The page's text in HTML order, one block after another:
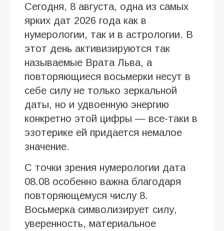
Сегодня, 8 августа, одна из самых
ярких дат 2026 года как в
нумерологии, так и в астрологии. В
этот день активизируются так
называемые Врата Льва, а
повторяющиеся восьмерки несут в
себе силу не только зеркальной
даты, но и удвоенную энергию
конкретно этой цифры — все-таки в
эзотерике ей придается немалое
значение.
С точки зрения нумерологии дата
08.08 особенно важна благодаря
повторяющемуся числу 8.
Восьмерка символизирует силу,
уверенность, материальное